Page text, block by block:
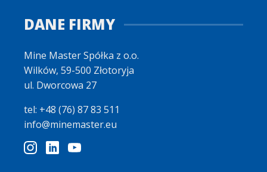
DANE FIRMY
Mine Master Spółka z o.o.
Wilków, 59-500 Złotoryja
ul. Dworcowa 27
tel: +48 (76) 87 83 511
info@minemaster.eu